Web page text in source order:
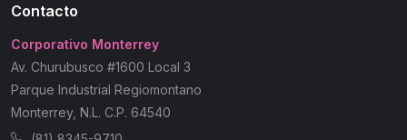
Contacto
Corporativo Monterrey
Av. Churubusco #1600 Local 3
Parque Industrial Regiomontano
Monterrey, N.L. C.P. 64540